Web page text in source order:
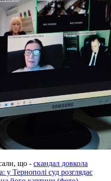
що - скандал довкола
у Тернополі суд розглядає